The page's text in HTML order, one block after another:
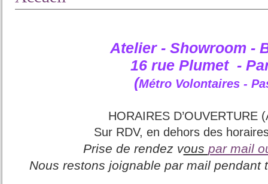
Atelier - Showroom -
16 rue Plumet -
(Métro Volontaires -
HORAIRES D’OUVERTURE
Sur RDV, en dehors des
Prise de rendez vous par mail
Nous restons joignable par mail pendant